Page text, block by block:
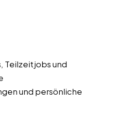
Teilzeitjobs und
und persönliche